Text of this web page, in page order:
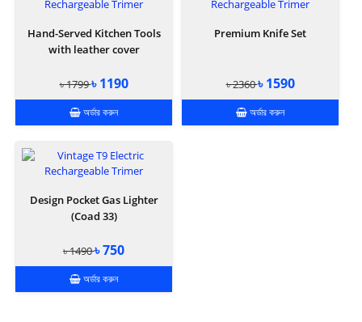
Hand-Served Kitchen Tools
with leather cover
৳ 1799৳ 1190
অর্ডার করুন
Premium Knife Set
৳ 2360৳ 1590
অর্ডার করুন
Design Pocket Gas Lighter
(Coad 33)
৳ 1490৳ 750
অর্ডার করুন